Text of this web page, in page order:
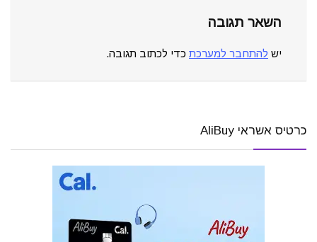
השאר תגובה
יש להתחבר למערכת כדי לכתוב תגובה.
כרטיס אשראי AliBuy